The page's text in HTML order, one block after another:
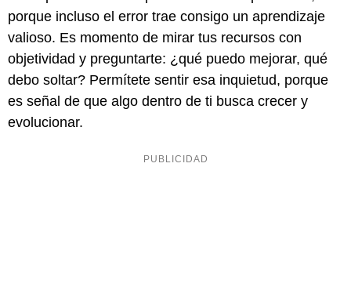
porque incluso el error trae consigo un aprendizaje
valioso. Es momento de mirar tus recursos con
objetividad y preguntarte: ¿qué puedo mejorar, qué
debo soltar? Permítete sentir esa inquietud, porque
es señal de que algo dentro de ti busca crecer y
evolucionar.